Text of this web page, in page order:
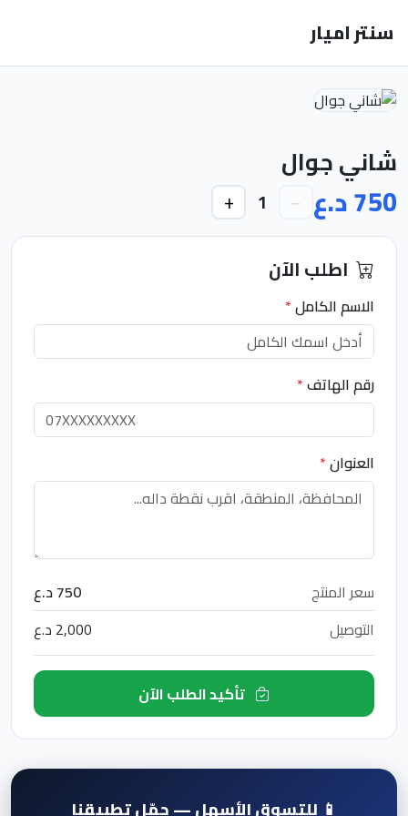
سنتر اميار
شاني جوال
750 د.ع −
1
+
اطلب الآن
الاسم الكامل*
رقم الهاتف*
العنوان*
سعر المنتج
750 د.ع
التوصيل
2,000 د.ع
📱 للتسوق الأسهل — حمّل تطبيقنا